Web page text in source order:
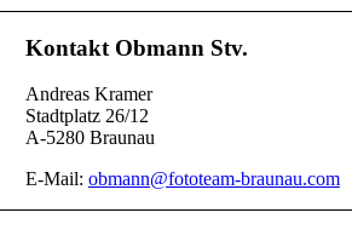
Kontakt Obmann Stv.
Andreas Kramer
Stadtplatz 26/12
A-5280 Braunau
E-Mail: obmann@fototeam-braunau.com